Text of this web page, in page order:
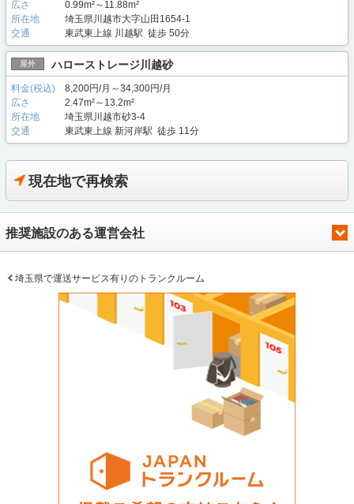
広さ
0.99m²～11.88m²
所在地
埼玉県川越市大字山田1654-1
交通
東武東上線 川越駅 徒歩 50分
屋外 ハローストレージ川越砂
料金(税込)
8,200円/月～34,300円/月
広さ
2.47m²～13.2m²
所在地
埼玉県川越市砂3-4
交通
東武東上線 新河岸駅 徒歩 11分
現在地で再検索
推奨施設のある運営会社
埼玉県で運送サービス有りのトランクルーム